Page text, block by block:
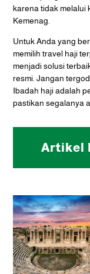
karena tidak melalui
Kemenag.
Untuk Anda yang
memilih travel haji
menjadi solusi
resmi. Jangan
Ibadah haji adalah
pastikan segalanya
Artikel